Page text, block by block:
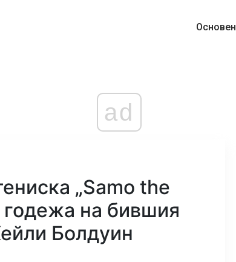
Основен
ad
„Samo the
на бившия
Болдуин